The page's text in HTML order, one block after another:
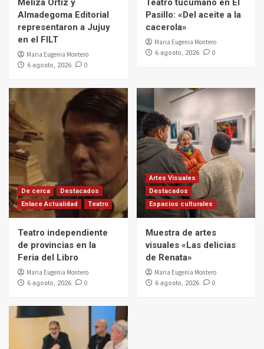
Meliza Ortiz y
Almadegoma Editorial
representaron a Jujuy
en el FILT
Maria Eugenia Montero
6 agosto, 2026 0
Teatro tucumano en El
Pasillo: «Del aceite a la
cacerola»
Maria Eugenia Montero
6 agosto, 2026 0
De cerca
Destacados
Enlace Actualidad
Teatro
Teatro independiente
de provincias en la
Feria del Libro
Maria Eugenia Montero
6 agosto, 2026 0
Artes Visuales
Destacados
Espacios culturales
Muestra de artes
visuales «Las delicias
de Renata»
Maria Eugenia Montero
6 agosto, 2026 0